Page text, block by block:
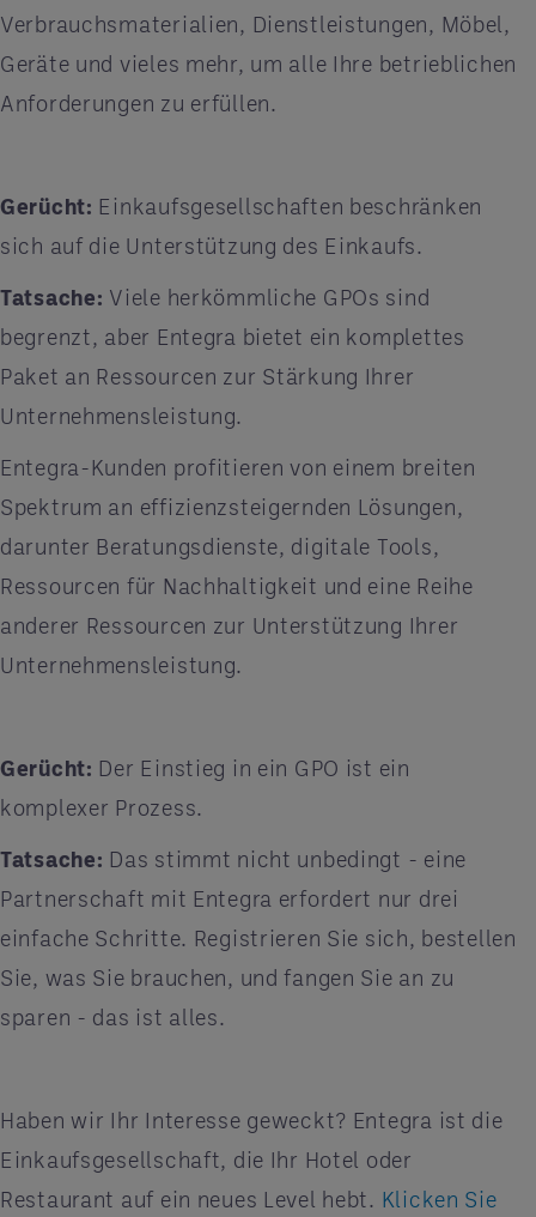
Verbrauchsmaterialien, Dienstleistungen, Möbel,
Geräte und vieles mehr, um alle Ihre betrieblichen
Anforderungen zu erfüllen.
Gerücht: Einkaufsgesellschaften beschränken
sich auf die Unterstützung des Einkaufs.
Tatsache: Viele herkömmliche GPOs sind
begrenzt, aber Entegra bietet ein komplettes
Paket an Ressourcen zur Stärkung Ihrer
Unternehmensleistung.
Entegra-Kunden profitieren von einem breiten
Spektrum an effizienzsteigernden Lösungen,
darunter Beratungsdienste, digitale Tools,
Ressourcen für Nachhaltigkeit und eine Reihe
anderer Ressourcen zur Unterstützung Ihrer
Unternehmensleistung.
Gerücht: Der Einstieg in ein GPO ist ein
komplexer Prozess.
Tatsache: Das stimmt nicht unbedingt - eine
Partnerschaft mit Entegra erfordert nur drei
einfache Schritte. Registrieren Sie sich, bestellen
Sie, was Sie brauchen, und fangen Sie an zu
sparen - das ist alles.
Haben wir Ihr Interesse geweckt? Entegra ist die
Einkaufsgesellschaft, die Ihr Hotel oder
Restaurant auf ein neues Level hebt. Klicken Sie